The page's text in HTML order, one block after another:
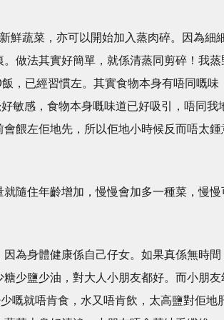
鮮蔬菜，亦可以開始加入蒸肉碎。因為細
做法其實好簡單，就係清蒸同剪碎！我蒸
，已經習慣左。其實食物本身有唔同嘅味
敏感，食物本身嘅味道已好吸引，唔同我
餵左佢地先，所以佢地小時候反而唔太鍾
隨住年齡增加，慢慢會加多一種菜，慢慢
為身體健康係自己仔女。如果真係無時間
少鹽少油，對大人小朋友都好。而小朋友
嘅就唔肯食，水又唔肯飲，太高鹽對佢地